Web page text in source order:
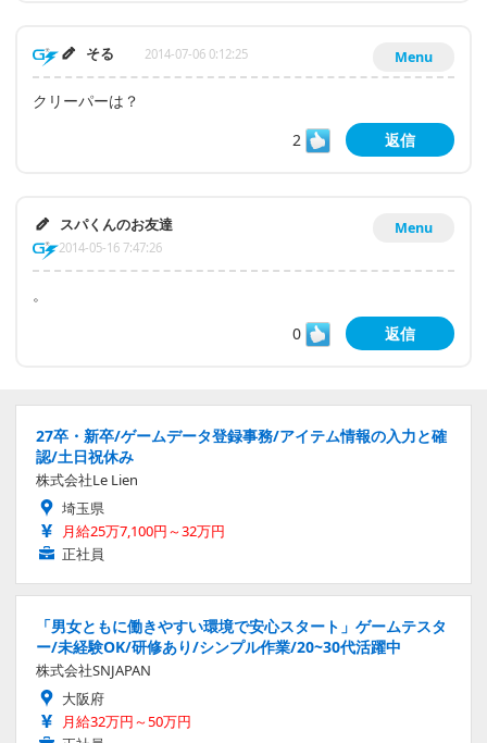
Menu
そる 2014-07-06 0:12:25
クリーパーは？
2
返信
Menu
スパくんのお友達
2014-05-16 7:47:26
。
0
返信
27卒・新卒/ゲームデータ登録事務/アイテム情報の入力と確
認/土日祝休み
株式会社Le Lien
埼玉県
月給25万7,100円～32万円
正社員
「男女ともに働きやすい環境で安心スタート」ゲームテスタ
ー/未経験OK/研修あり/シンプル作業/20~30代活躍中
株式会社SNJAPAN
大阪府
月給32万円～50万円